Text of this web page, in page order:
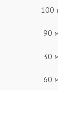
100
90
30
60